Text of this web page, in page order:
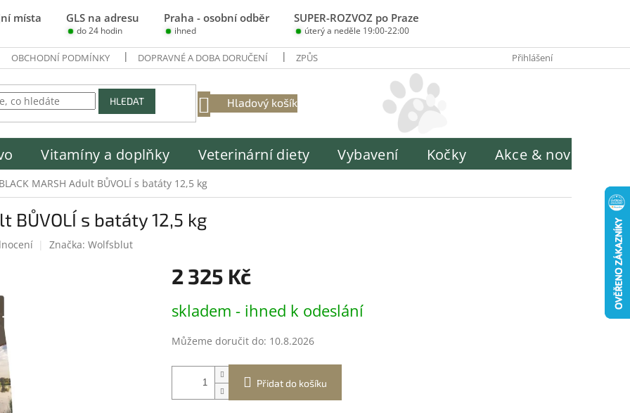
místa GLS na adresu Praha - osobní odběr SUPER-ROZVOZ po Praze
do 24 hodin ihned úterý a neděle 19:00-22:00
OBCHODNÍ PODMÍNKY DOPRAVNÉ A DOBA DORUČENÍ ZPŮSOBY PLATBY INFORMACE O ZPRACOVÁNÍ OSOBNÍCH ÚDAJŮ
Přihlášení
HLEDAT
NÁKUPNÍ
Hladový košík
Vitamíny a doplňky Veterinární diety Vybavení Kočky Akce & novinky
MARSH Adult BŮVOLÍ s batáty 12,5 kg
BŮVOLÍ s batáty 12,5 kg
Značka: Wolfsblut
2 325 Kč
cena:
skladem - ihned k odeslání
Můžeme doručit do: 10.8.2026
Přidat do košíku